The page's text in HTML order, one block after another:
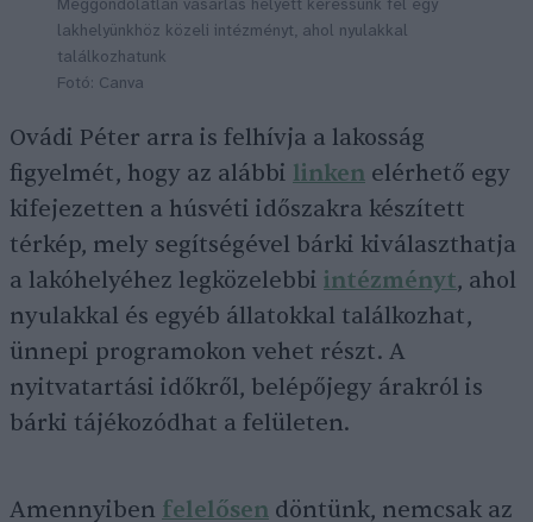
Meggondolatlan vásárlás helyett keressünk fel egy
lakhelyünkhöz közeli intézményt, ahol nyulakkal
találkozhatunk
Fotó: Canva
Ovádi Péter arra is felhívja a lakosság
figyelmét, hogy az alábbi linken elérhető egy
kifejezetten a húsvéti időszakra készített
térkép, mely segítségével bárki kiválaszthatja
a lakóhelyéhez legközelebbi intézményt, ahol
nyulakkal és egyéb állatokkal találkozhat,
ünnepi programokon vehet részt. A
nyitvatartási időkről, belépőjegy árakról is
bárki tájékozódhat a felületen.
Amennyiben felelősen döntünk, nemcsak az